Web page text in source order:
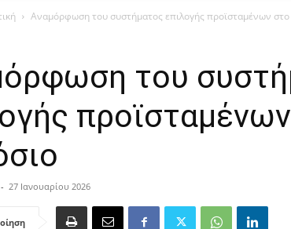
Αναμόρφωση του συστήματος επιλογής προϊσταμένων
του
- 27 Ιανουαρίου 2026